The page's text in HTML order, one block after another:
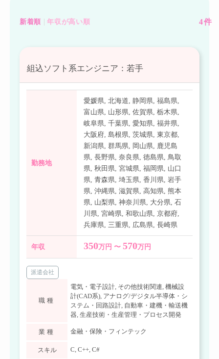
4件
新着順 年収が高い順
組込ソフト系エンジニア：若手
勤務地
愛媛県,北海道,静岡県,福島県,
富山県, 山形県,佐賀県,栃木県,
岐阜県,千葉県,愛知県,福井県,
大阪府,島根県,茨城県,東京都,
新潟県,群馬県, 岡山県, 鹿児島
県,長野県,奈良県,徳島県,鳥取
県,秋田県,宮城県,福岡県, 山口
県,青森県,埼玉県,香川県,岩手
県,沖縄県,滋賀県, 高知県,熊本
県, 山梨県,神奈川県, 大分県,石
川県,宮崎県,和歌山県,京都府,
兵庫県,三重県, 広島県,長崎県
年収 350万円 〜 570万円
派遣会社
職種
電気・電子設計, その他技術関連, 機械設
計(CAD系), アナログ/デジタル半導体・シ
ステム・回路設計, 自動車・建機・輸送機
器, 生産技術・生産管理・プロセス開発
業種 金融・保険・フィンテック
スキル C, C++, C#